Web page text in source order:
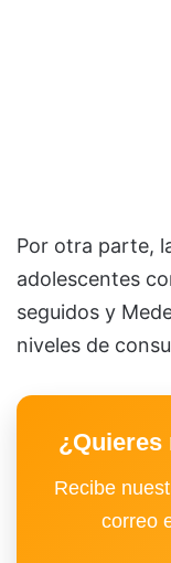
Por otra parte,
adolescentes
seguidos y
niveles de
¿Quieres
Recibe
correo